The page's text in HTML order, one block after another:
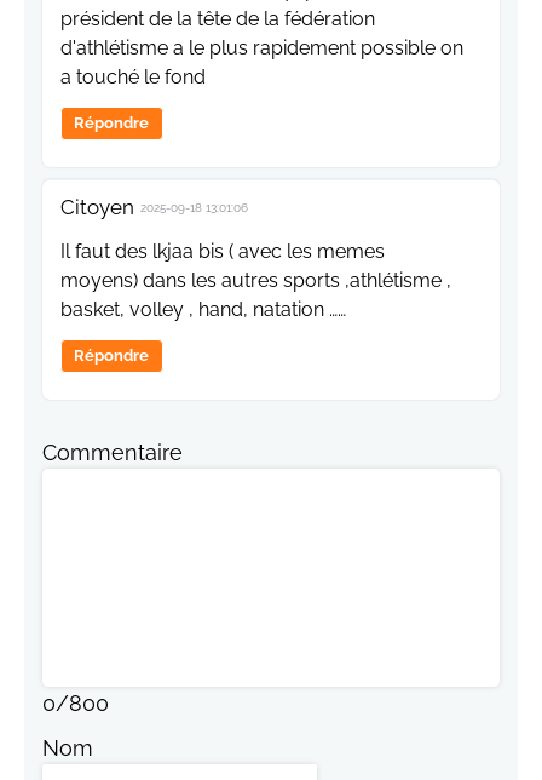
président de la tête de la fédération
d'athlétisme a le plus rapidement possible on
a touché le fond
Répondre
Citoyen 2025-09-18 13:01:06
Il faut des lkjaa bis ( avec les memes
moyens) dans les autres sports ,athlétisme ,
basket, volley , hand, natation ……
Répondre
Commentaire
0/800
Nom